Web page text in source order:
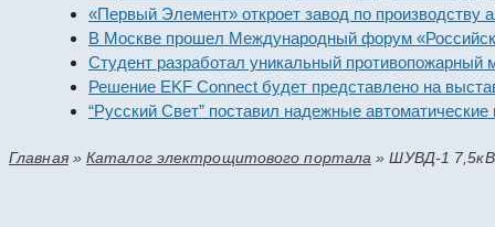
«Первый Элемент» откроет завод по производству
В Москве прошел Международный форум «Российская
Студент разработал уникальный противопожарный
Решение EKF Connect будет представлено на
“Русский Свет” поставил надежные автоматические
Главная»Каталог электрощитового портала »ШУВД-1